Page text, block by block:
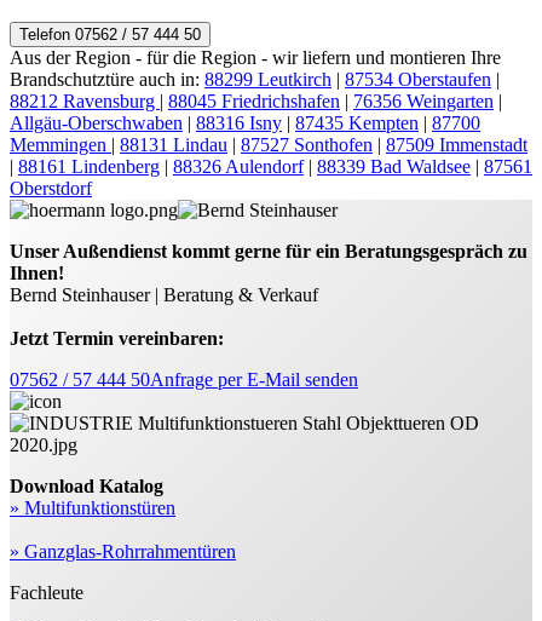
Telefon 07562 / 57 444 50
Aus der Region - für die Region - wir liefern und montieren Ihre
Brandschutztüre auch in: 88299 Leutkirch | 87534 Oberstaufen |
88212 Ravensburg | 88045 Friedrichshafen | 76356 Weingarten |
Allgäu-Oberschwaben | 88316 Isny | 87435 Kempten | 87700
Memmingen | 88131 Lindau | 87527 Sonthofen | 87509 Immenstadt
| 88161 Lindenberg | 88326 Aulendorf| 88339 Bad Waldsee | 87561
Oberstdorf
Unser Außendienst kommt gerne für ein Beratungsgespräch zu
Ihnen!
Bernd Steinhauser | Beratung & Verkauf
Jetzt Termin vereinbaren:
07562 / 57 444 50Anfrage per E-Mail senden
Download Katalog
» Multifunktionstüren
» Ganzglas-Rohrrahmentüren
Fachleute